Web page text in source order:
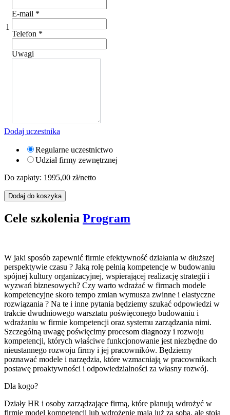
1
E-mail *
Telefon *
Uwagi
Dodaj uczestnika
Regularne uczestnictwo
Udział firmy zewnętrznej
Do zapłaty: 1995,00 zł/netto
Dodaj do koszyka
Cele szkolenia Program
W jaki sposób zapewnić firmie efektywność działania w dłuższej
perspektywie czasu ? Jaką rolę pełnią kompetencje w budowaniu
spójnej kultury organizacyjnej, wspierającej realizację strategii i
wyzwań biznesowych? Czy warto wdrażać w firmach modele
kompetencyjne skoro tempo zmian wymusza zwinne i elastyczne
rozwiązania ? Na te i inne pytania będziemy szukać odpowiedzi w
trakcie dwudniowego warsztatu poświęconego budowaniu i
wdrażaniu w firmie kompetencji oraz systemu zarządzania nimi.
Szczególną uwagę poświęcimy procesom diagnozy i rozwoju
kompetencji, których właściwe funkcjonowanie jest niezbędne do
nieustannego rozwoju firmy i jej pracowników. Będziemy
poznawać modele i narzędzia, które wzmacniają w pracownikach
postawę proaktywności i odpowiedzialności za własny rozwój.
Dla kogo?
Działy HR i osoby zarządzające firmą, które planują wdrożyć w
firmie model kompetencji lub wdrożenie mają już za sobą, ale stoją